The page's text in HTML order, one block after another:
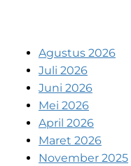
Agustus 2026
Juli 2026
Juni 2026
Mei 2026
April 2026
Maret 2026
November 2025